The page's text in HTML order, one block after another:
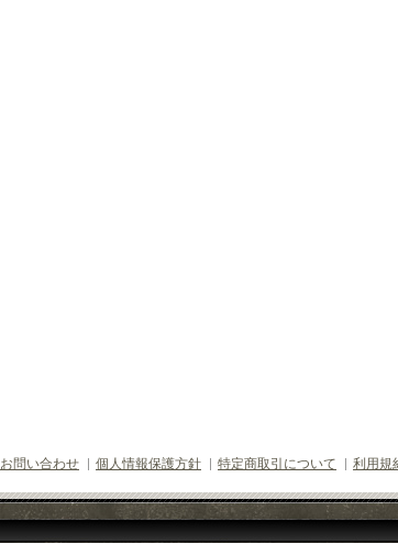
お問い合わせ 個人情報保護方針 特定商取引について 利用規